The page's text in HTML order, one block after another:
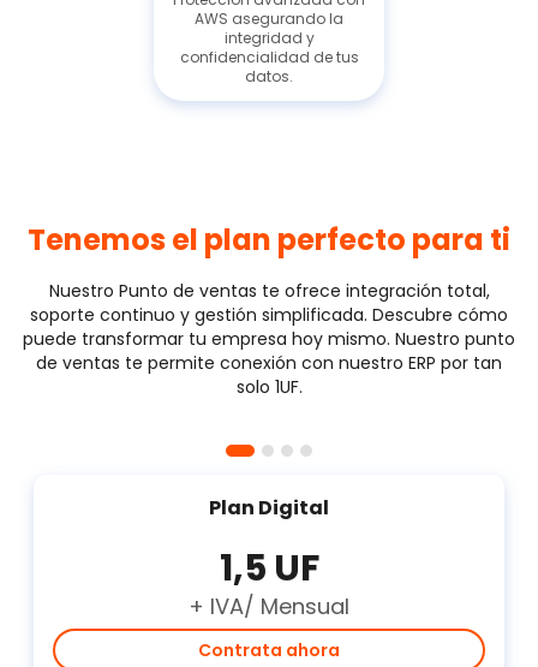
AWS asegurando la
integridad y
confidencialidad de tus
datos.
Tenemos el plan perfecto para ti
Nuestro Punto de ventas te ofrece integración total,
soporte continuo y gestión simplificada. Descubre cómo
puede transformar tu empresa hoy mismo. Nuestro punto
de ventas te permite conexión con nuestro ERP por tan
solo 1UF.
Plan Digital
1,5 UF
+ IVA/ Mensual
Contrata ahora